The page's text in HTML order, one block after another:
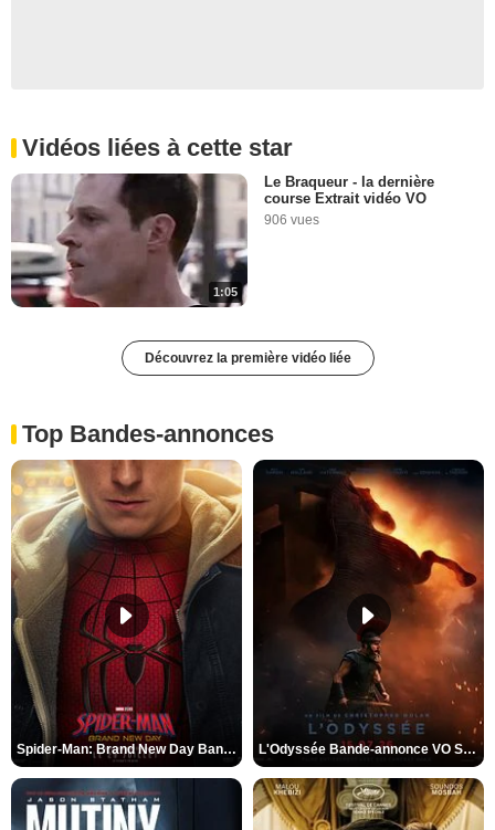
Vidéos liées à cette star
1:05
Le Braqueur - la dernière
course Extrait vidéo VO
906 vues
Découvrez la première vidéo liée
Top Bandes-annonces
Spider-Man: Brand New Day Bande-annonce VO STFR L'Odyssée Bande-annonce VO STFR